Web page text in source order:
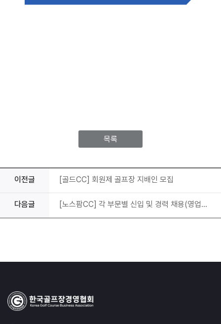
목록
이전글 [골드CC] 회원제 골프장 지배인 모집
다음글 [노스팜CC] 각 부문별 신입 및 경력 채용(영업기획, 예약·프론트, 현관·락카, 구매·총무, 코스)